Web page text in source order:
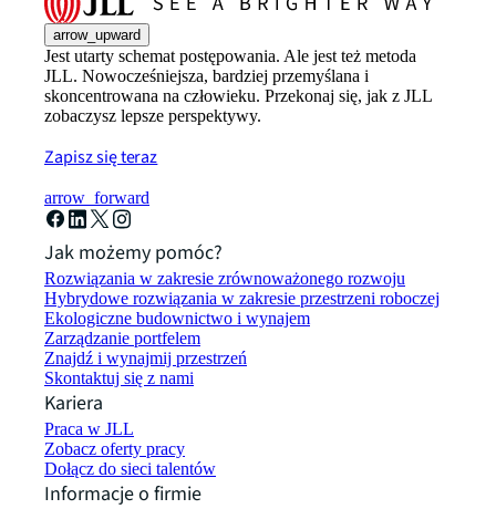
arrow_upward
Jest utarty schemat postępowania. Ale jest też metoda
JLL. Nowocześniejsza, bardziej przemyślana i
skoncentrowana na człowieku. Przekonaj się, jak z JLL
zobaczysz lepsze perspektywy.
Zapisz się teraz
arrow_forward
Jak możemy pomóc?
Rozwiązania w zakresie zrównoważonego rozwoju
Hybrydowe rozwiązania w zakresie przestrzeni roboczej
Ekologiczne budownictwo i wynajem
Zarządzanie portfelem
Znajdź i wynajmij przestrzeń
Skontaktuj się z nami
Kariera
Praca w JLL
Zobacz oferty pracy
Dołącz do sieci talentów
Informacje o firmie